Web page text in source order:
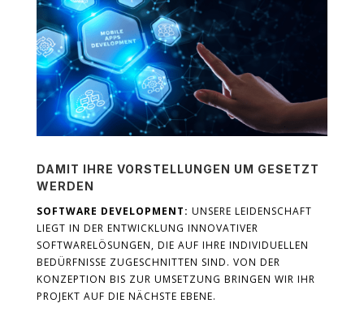
DAMIT IHRE VORSTELLUNGEN UM GESETZT
WERDEN
SOFTWARE DEVELOPMENT: UNSERE LEIDENSCHAFT
LIEGT IN DER ENTWICKLUNG INNOVATIVER
SOFTWARELÖSUNGEN, DIE AUF IHRE INDIVIDUELLEN
BEDÜRFNISSE ZUGESCHNITTEN SIND. VON DER
KONZEPTION BIS ZUR UMSETZUNG BRINGEN WIR IHR
PROJEKT AUF DIE NÄCHSTE EBENE.